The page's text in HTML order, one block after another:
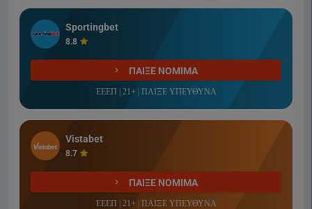
Sportingbet
8.8
ΠΑΙΞΕ ΝΟΜΙΜΑ
ΕΕΕΠ | 21+ | ΠΑΙΞΕ ΥΠΕΥΘΥΝΑ
Vistabet
8.7
ΠΑΙΞΕ ΝΟΜΙΜΑ
ΕΕΕΠ | 21+ | ΠΑΙΞΕ ΥΠΕΥΘΥΝΑ